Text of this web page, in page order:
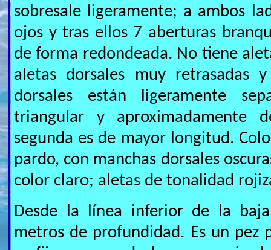
sobresale ligeramente; a ambos
ojos y tras ellos 7 aberturas
de forma redondeada. No tiene
aletas dorsales muy retrasadas
dorsales están ligeramente
triangular y aproximadamente
segunda es de mayor longitud.
pardo, con manchas dorsales
color claro; aletas de tonalidad
Desde la línea inferior de la
metros de profundidad. Es un pez